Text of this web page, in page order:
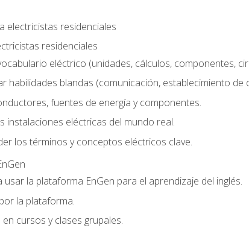
electricistas residenciales
residenciales
eléctrico (unidades, cálculos, componentes,
habilidades blandas (comunicación, establecimiento de
fuentes de energía y componentes.
instalaciones eléctricas del mundo real.
los términos y conceptos eléctricos clave.
usar la plataforma EnGen para el aprendizaje del inglés.
la plataforma.
cursos y clases grupales.